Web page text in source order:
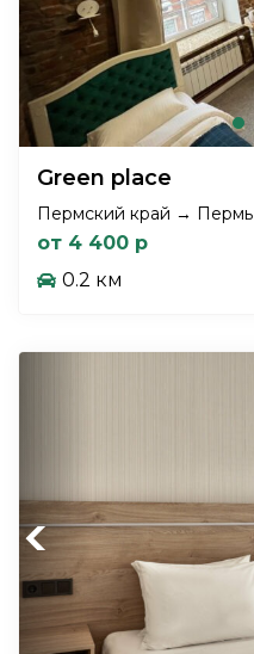
Green place
Пермский край → Пермь
от 4 400 р
0.2 км
Previous